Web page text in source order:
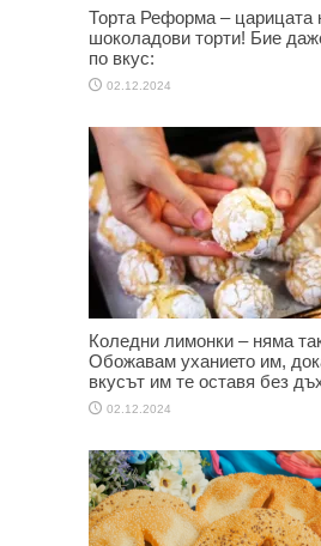
Торта Реформа – царицата
шоколадови торти! Бие
по вкус:
02.12.2024
Коледни лимонки – няма
Обожавам уханието им,
вкусът им те оставя без
02.12.2024